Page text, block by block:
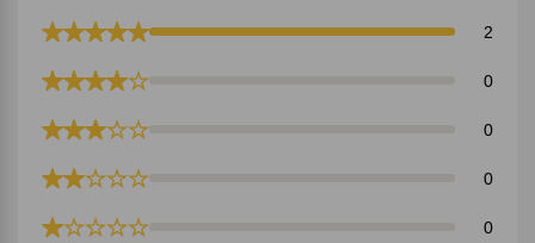
2
0
0
0
0